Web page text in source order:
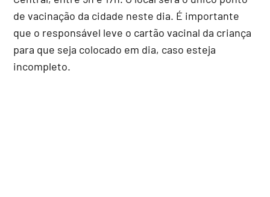
de vacinação da cidade neste dia. É importante
que o responsável leve o cartão vacinal da criança
para que seja colocado em dia, caso esteja
incompleto.